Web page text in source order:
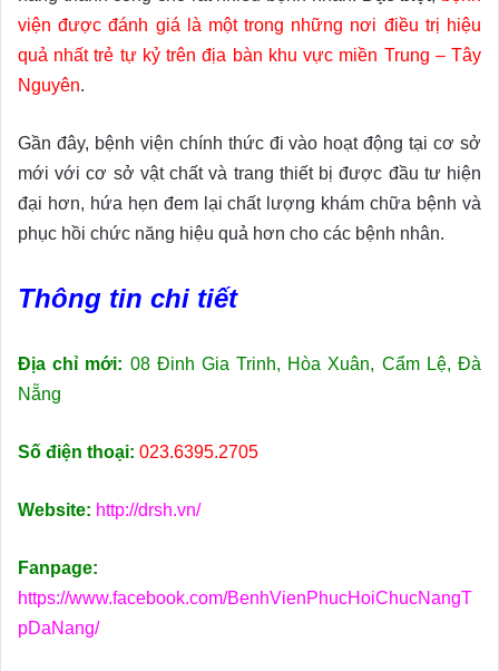
viện được đánh giá là một trong những nơi điều trị hiệu
quả nhất trẻ tự kỷ trên địa bàn khu vực miền Trung – Tây
Nguyên.
Gần đây, bệnh viện chính thức đi vào hoạt động tại cơ sở
mới với cơ sở vật chất và trang thiết bị được đầu tư hiện
đại hơn, hứa hẹn đem lại chất lượng khám chữa bệnh và
phục hồi chức năng hiệu quả hơn cho các bệnh nhân.
Thông tin chi tiết
Địa chỉ mới: 08 Đinh Gia Trinh, Hòa Xuân, Cẩm Lệ, Đà
Nẵng
Số điện thoại: 023.6395.2705
Website: http://drsh.vn/
Fanpage:
https://www.facebook.com/BenhVienPhucHoiChucNangT
pDaNang/